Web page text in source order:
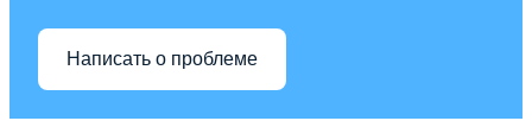
Написать о проблеме